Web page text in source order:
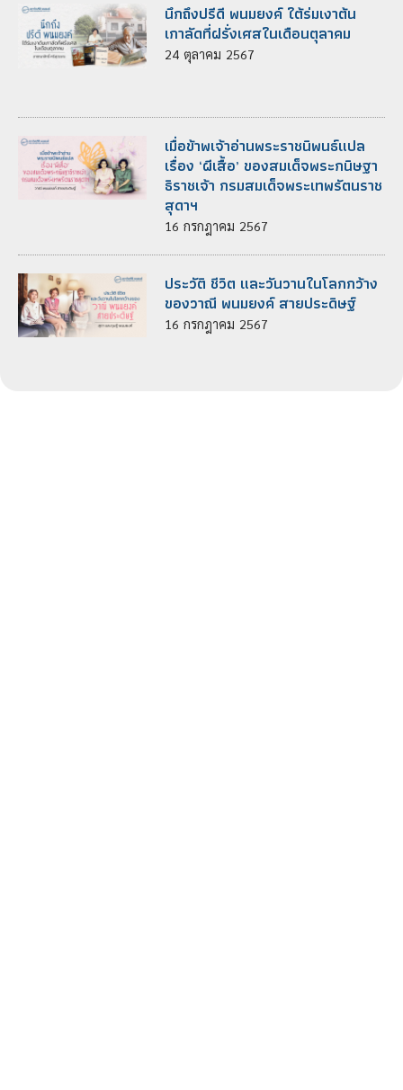
นึกถึงปรีดี พนมยงค์ ใต้ร่มเงาต้น
เกาลัดที่ฝรั่งเศสในเดือนตุลาคม
24 ตุลาคม 2567
เมื่อข้าพเจ้าอ่านพระราชนิพนธ์แปล
เรื่อง ‘ผีเสื้อ’ ของสมเด็จพระกนิษฐา
ธิราชเจ้า กรมสมเด็จพระเทพรัตนราช
สุดาฯ
16 กรกฎาคม 2567
ประวัติ ชีวิต และวันวานในโลกกว้าง
ของวาณี พนมยงค์ สายประดิษฐ์
16 กรกฎาคม 2567